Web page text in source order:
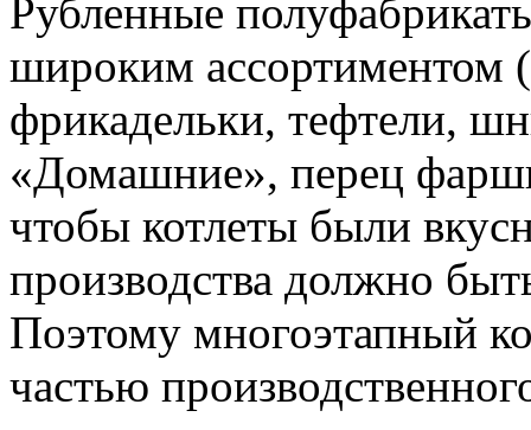
Рубленные
широким ассортиментом
фрикадельки, тефтели,
«Домашние», перец
чтобы котлеты были
производства должно
Поэтому многоэтапный
частью